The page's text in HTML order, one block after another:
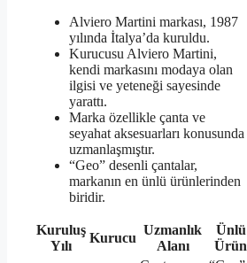
Alviero Martini markası, 1987
yılında İtalya’da kuruldu.
Kurucusu Alviero Martini,
kendi markasını modaya olan
ilgisi ve yeteneği sayesinde
yarattı.
Marka özellikle çanta ve
seyahat aksesuarları konusunda
uzmanlaşmıştır.
“Geo” desenli çantalar,
markanın en ünlü ürünlerinden
biridir.
Kuruluş
Yılı
Kurucu
Uzmanlık
Alanı
Ünlü
Ürün